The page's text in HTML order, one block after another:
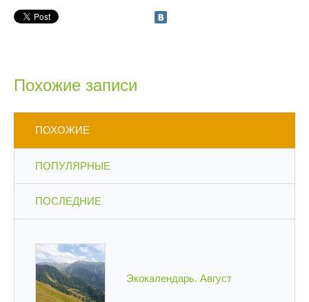
Похожие записи
ПОХОЖИЕ
ПОПУЛЯРНЫЕ
ПОСЛЕДНИЕ
Экокалендарь. Август